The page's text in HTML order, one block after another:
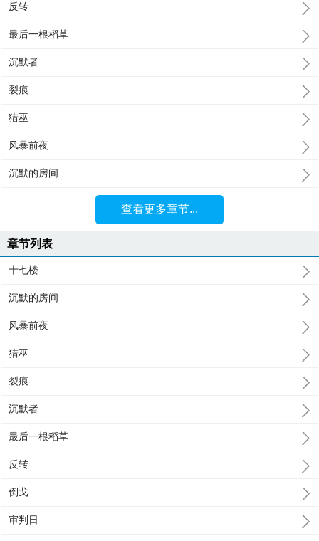
反转
最后一根稻草
沉默者
裂痕
猎巫
风暴前夜
沉默的房间
查看更多章节...
章节列表
十七楼
沉默的房间
风暴前夜
猎巫
裂痕
沉默者
最后一根稻草
反转
倒戈
审判日